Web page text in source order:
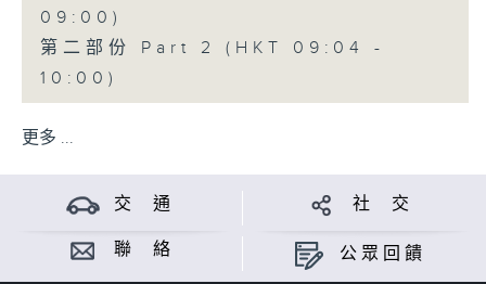
09:00)
第二部份 Part 2 (HKT 09:04 -
10:00)
更多 ...
交 通 社 交
聯 絡 公眾回饋